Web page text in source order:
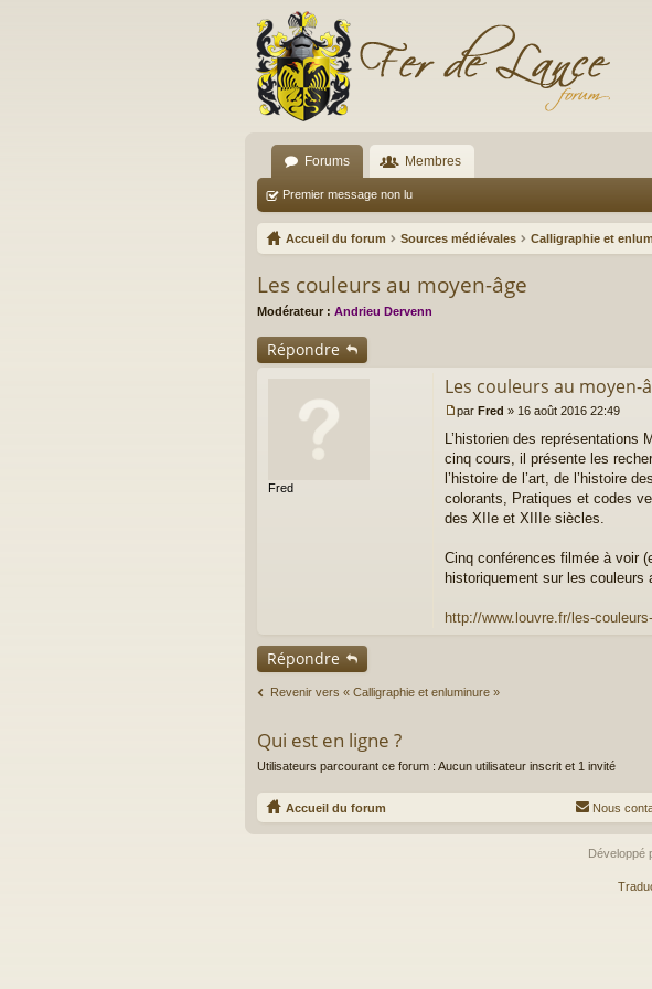
Forums Membres
Premier message non lu
Accueil du forum Sources médiévales Calligraphie et
Les couleurs au moyen-âge
Modérateur : Andrieu Dervenn
Répondre
Fred
Les couleurs au moyen-
e
s
s
g
e
o
par Fred » 16 août 2016 22:49
L’historien des
cinq cours, il présente les
l’histoire de l’art, de l’histoire
colorants, Pratiques et codes
des XIIe et XIIIe siècles.
Cinq conférences filmée à voir
historiquement sur les couleurs
http://www.louvre.fr/les-
Répondre
Revenir vers « Calligraphie et enluminure »
Qui est en ligne ?
Utilisateurs parcourant ce forum : Aucun utilisateur inscrit et 1 invité
Accueil du forum Nous
Développé